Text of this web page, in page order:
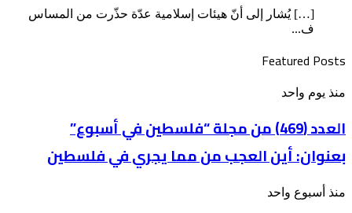
[…] يُشار إلى أنّ هيئات إسلامية عدّة حذّرت من المساس
ف...
Featured Posts
العدد
من
مجلة
“فلسطين
في
بعنوان: أين
منذ يوم واحد
العدد (469) من مجلة “فلسطين في أسبوع”
بعنوان: أين العجب من مما يجري في فلسطين
الملتقى
منذ أسبوع واحد